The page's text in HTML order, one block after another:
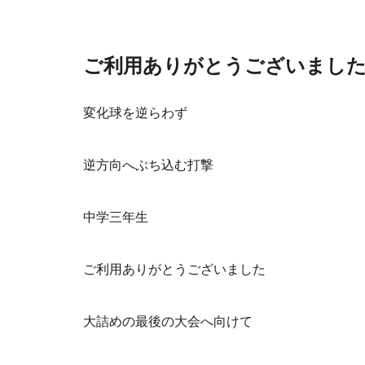
ご利用ありがとうございまし
変化球を逆らわず
逆方向へぶち込む打撃
中学三年生
ご利用ありがとうございました
大詰めの最後の大会へ向けて